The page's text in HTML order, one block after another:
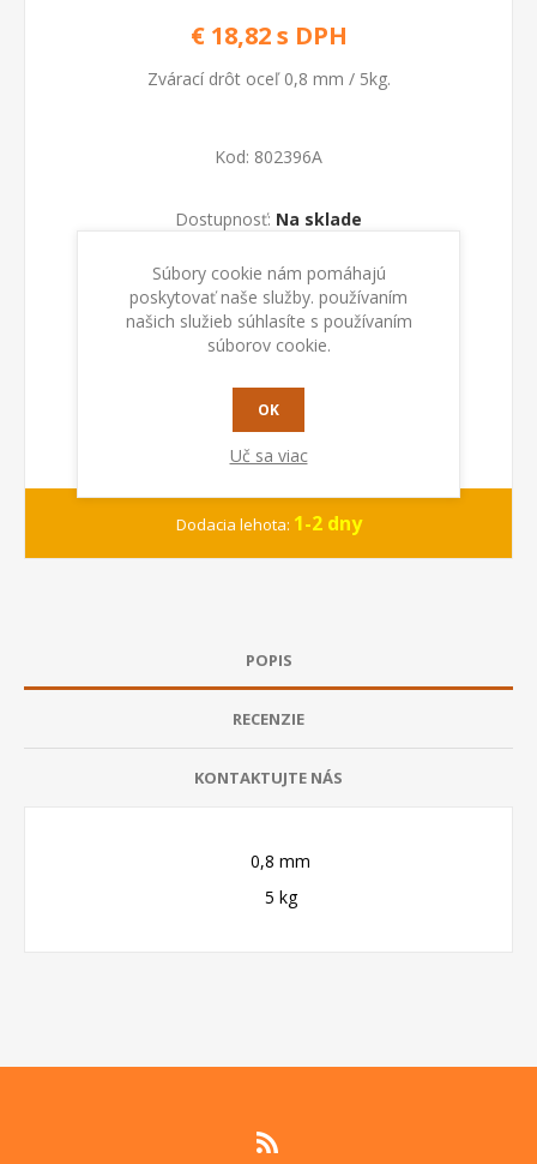
€ 18,82 s DPH
Zvárací drôt oceľ 0,8 mm / 5kg.
Kod: 802396A
Dostupnosť: Na sklade
PRIDAŤ DO KOŠÍKA
Dodacia lehota: 1-2 dny
POPIS
RECENZIE
KONTAKTUJTE NÁS
0,8 mm
5 kg
Súbory cookie nám pomáhajú
poskytovať naše služby. používaním
našich služieb súhlasíte s používaním
súborov cookie.
OK
Uč sa viac